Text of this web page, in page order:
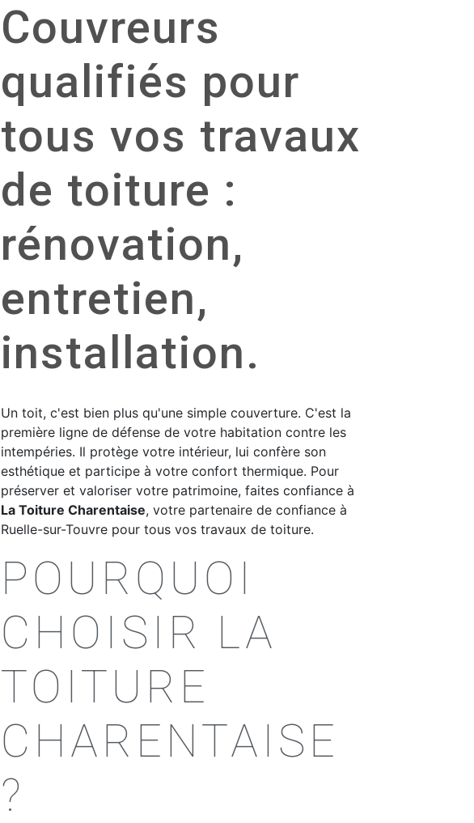
Couvreurs
qualifiés pour
tous vos travaux
de toiture :
rénovation,
entretien,
installation.
Un toit, c'est bien plus qu'une simple couverture. C'est la
première ligne de défense de votre habitation contre les
intempéries. Il protège votre intérieur, lui confère son
esthétique et participe à votre confort thermique. Pour
préserver et valoriser votre patrimoine, faites confiance à
La Toiture Charentaise, votre partenaire de confiance à
Ruelle-sur-Touvre pour tous vos travaux de toiture.
POURQUOI
CHOISIR LA
TOITURE
CHARENTAISE
?